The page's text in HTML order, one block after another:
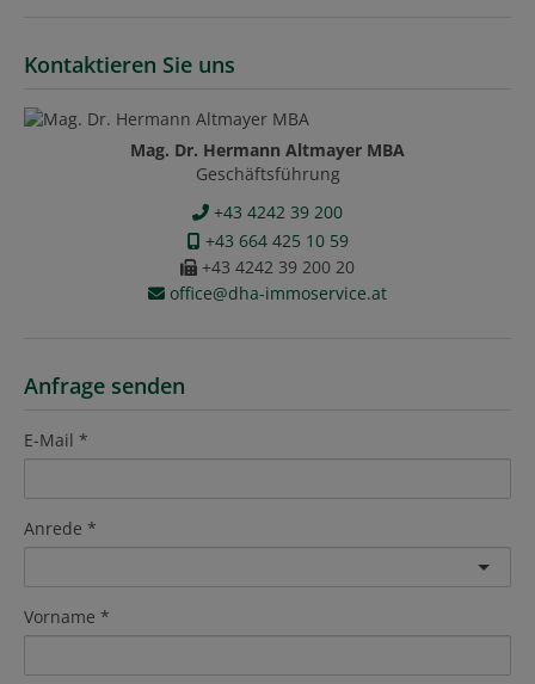
Kontaktieren Sie uns
Mag. Dr. Hermann Altmayer MBA
Geschäftsführung
+43 4242 39 200
+43 664 425 10 59
+43 4242 39 200 20
office@dha-immoservice.at
Anfrage senden
E-Mail
Anrede
Vorname